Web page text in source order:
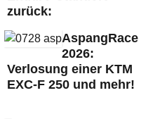
zurück:
AspangRace
2026:
Verlosung einer KTM
EXC-F 250 und mehr!